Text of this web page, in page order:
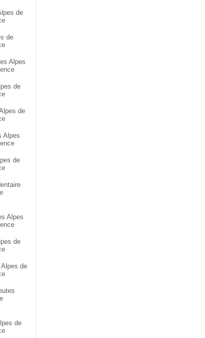
de
de
Alpes
de
de
Alpes
de
Alpes
de
de
de